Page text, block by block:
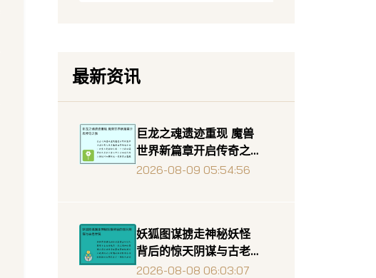
最新资讯
巨龙之魂遗迹重现 魔兽
世界新篇章开启传奇之
旅
2026-08-09 05:54:56
妖狐图谋掳走神秘妖怪
背后的惊天阴谋与古老
传说
2026-08-08 06:03:07